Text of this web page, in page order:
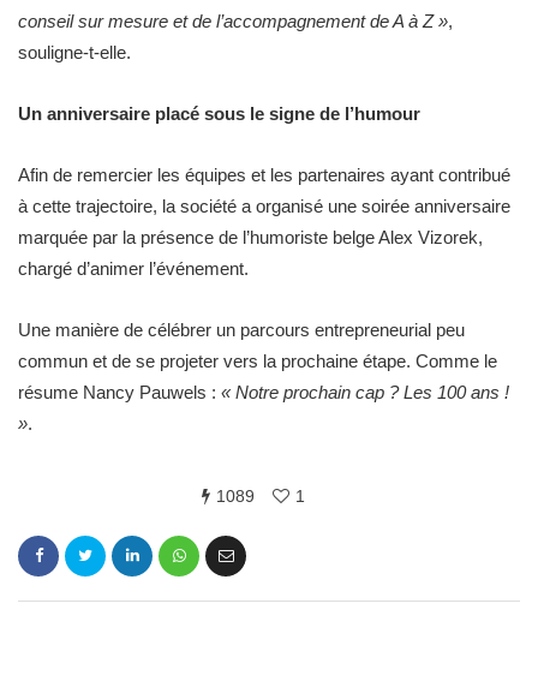
conseil sur mesure et de l’accompagnement de A à Z »,
souligne-t-elle.
Un anniversaire placé sous le signe de l’humour
Afin de remercier les équipes et les partenaires ayant contribué
à cette trajectoire, la société a organisé une soirée anniversaire
marquée par la présence de l’humoriste belge Alex Vizorek,
chargé d’animer l’événement.
Une manière de célébrer un parcours entrepreneurial peu
commun et de se projeter vers la prochaine étape. Comme le
résume Nancy Pauwels : « Notre prochain cap ? Les 100 ans !
».
1089 1